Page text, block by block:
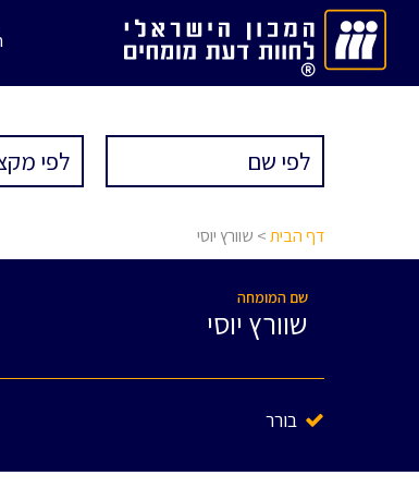
דף הבית> שוורץ יוסי
שם המומחה
שוורץ יוסי
בורר